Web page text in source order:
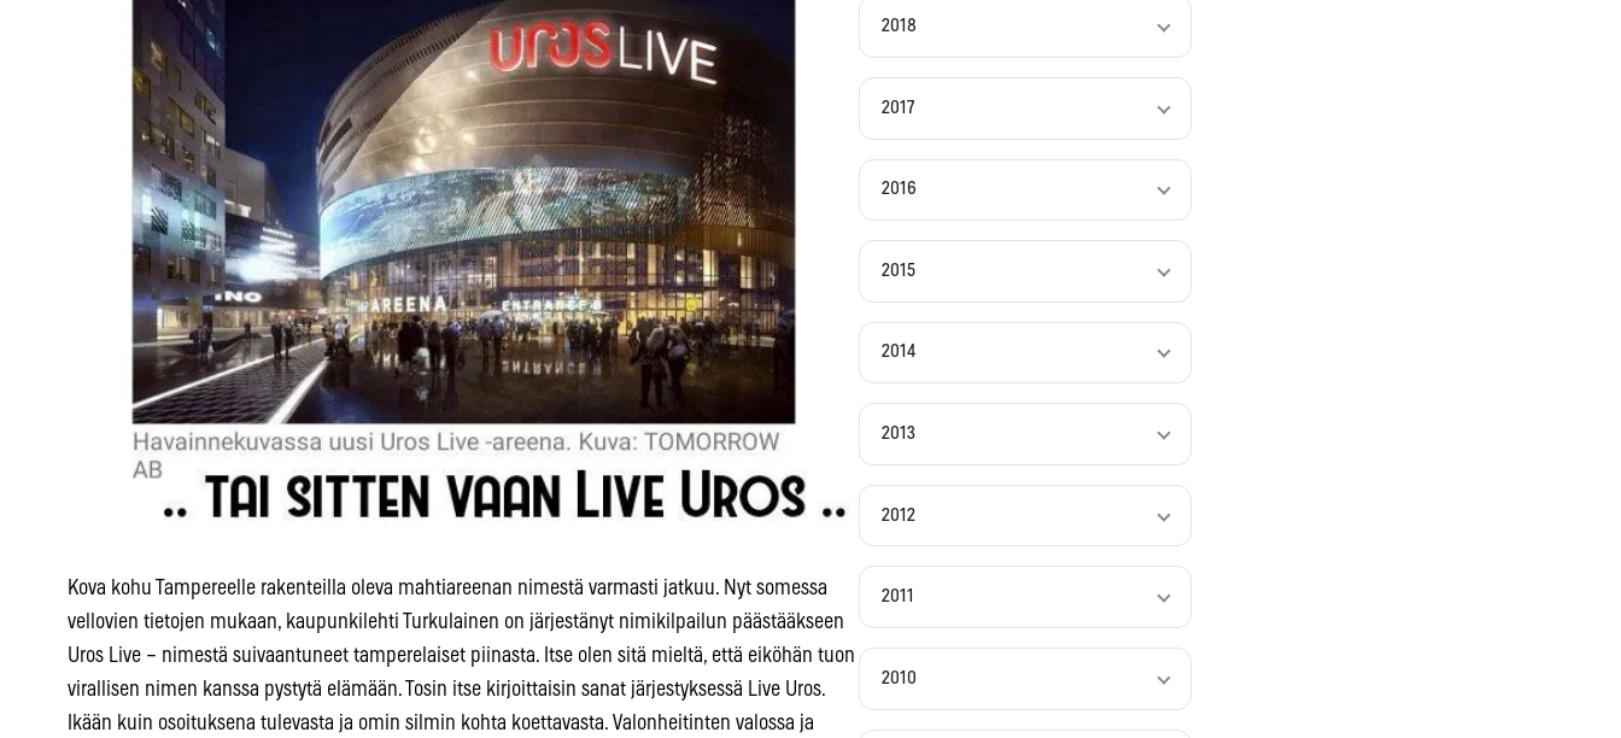
Kova kohu Tampereelle rakenteilla oleva mahtiareenan nimestä varmasti jatkuu. Nyt somessa
vellovien tietojen mukaan, kaupunkilehti Turkulainen on järjestänyt nimikilpailun päästääkseen
Uros Live – nimestä suivaantuneet tamperelaiset piinasta. Itse olen sitä mieltä, että eiköhän tuon
virallisen nimen kanssa pystytä elämään. Tosin itse kirjoittaisin sanat järjestyksessä Live Uros.
Ikään kuin osoituksena tulevasta ja omin silmin kohta koettavasta. Valonheitinten valossa ja
2018
2017
2016
2015
2014
2013
2012
2011
2010